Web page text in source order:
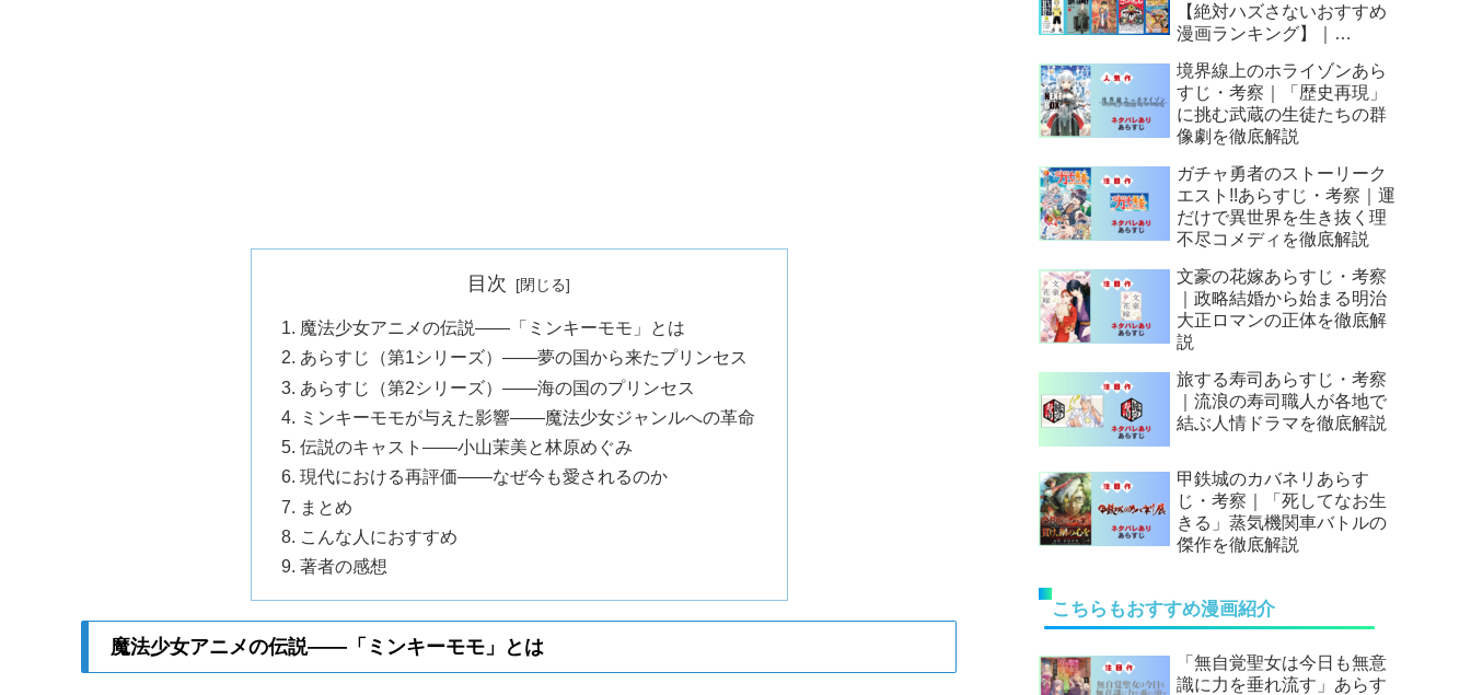
目次
魔法少女アニメの伝説——「ミンキーモモ」とは
あらすじ（第1シリーズ）——夢の国から来たプリンセス
あらすじ（第2シリーズ）——海の国のプリンセス
ミンキーモモが与えた影響——魔法少女ジャンルへの革命
伝説のキャスト——小山茉美と林原めぐみ
現代における再評価——なぜ今も愛されるのか
まとめ
こんな人におすすめ
著者の感想
魔法少女アニメの伝説——「ミンキーモモ」とは
【絶対ハズさないおすすめ
漫画ランキング】｜
境界線上のホライゾンあら
すじ・考察｜「歴史再現」
に挑む武蔵の生徒たちの群
像劇を徹底解説
ガチャ勇者のストーリーク
エスト!!あらすじ・考察｜運
だけで異世界を生き抜く理
不尽コメディを徹底解説
文豪の花嫁あらすじ・考察
｜政略結婚から始まる明治
大正ロマンの正体を徹底解
説
旅する寿司あらすじ・考察
｜流浪の寿司職人が各地で
結ぶ人情ドラマを徹底解説
甲鉄城のカバネリあらす
じ・考察｜「死してなお生
きる」蒸気機関車バトルの
傑作を徹底解説
こちらもおすすめ漫画紹介
「無自覚聖女は今日も無意
識に力を垂れ流す」あらす